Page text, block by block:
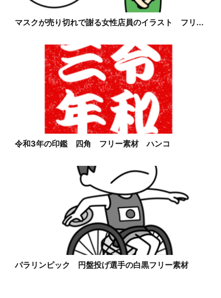
マスクが売り切れで謝る女性店員のイラスト フリ...
令和3年の印鑑 四角 フリー素材 ハンコ
パラリンピック 円盤投げ選手の白黒フリー素材